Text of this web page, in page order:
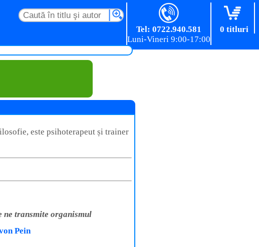
0 titluri
Tel: 0722.940.581
este psihoterapeut și trainer
ne transmite organismul
Pein